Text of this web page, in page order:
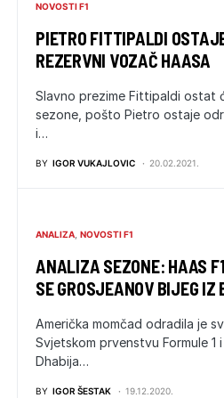
NOVOSTI F1
PIETRO FITTIPALDI
REZERVNI VOZAČ HAASA
Slavno prezime Fittipaldi ostat
sezone, pošto Pietro ostaje
i…
BY IGOR VUKAJLOVIC 20.02.2021.
ANALIZA NOVOSTI F1
ANALIZA SEZONE: HAAS
SE GROSJEANOV BIJEG IZ
Američka momčad odradila je
Svjetskom prvenstvu Formule 1
Dhabija…
BY IGOR ŠESTAK 19.12.2020.